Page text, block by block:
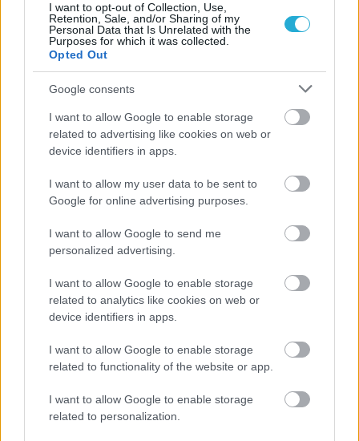
I want to opt-out of Collection, Use,
Retention, Sale, and/or Sharing of my
Personal Data that Is Unrelated with the
Purposes for which it was collected.
Opted Out
Google consents
I want to allow Google to enable storage
related to advertising like cookies on web or
device identifiers in apps.
I want to allow my user data to be sent to
Google for online advertising purposes.
I want to allow Google to send me
personalized advertising.
I want to allow Google to enable storage
related to analytics like cookies on web or
device identifiers in apps.
I want to allow Google to enable storage
related to functionality of the website or app.
I want to allow Google to enable storage
related to personalization.
Αναγνώριση και σεβασμός
οι σημαντικότερες νίκες του
Α.Ο. Θήρας